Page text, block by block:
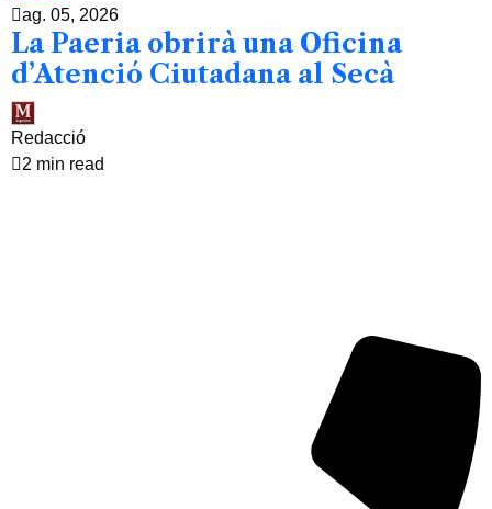
ag. 05, 2026
La Paeria obrirà una Oficina
d’Atenció Ciutadana al Secà
Redacció
2 min read